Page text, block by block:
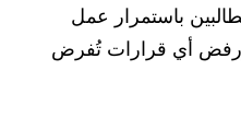
باستمرار عمل
ورفض أي قرارات تُفرض